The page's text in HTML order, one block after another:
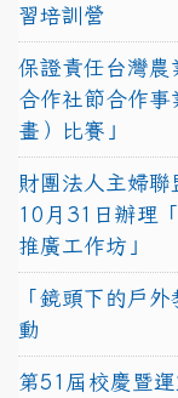
習培訓營
保證責任台灣
合作社節合作事
畫）比賽」
財團法人主婦
10月31日辦理
推廣工作坊」
「鏡頭下的戶
動
第51屆校慶暨